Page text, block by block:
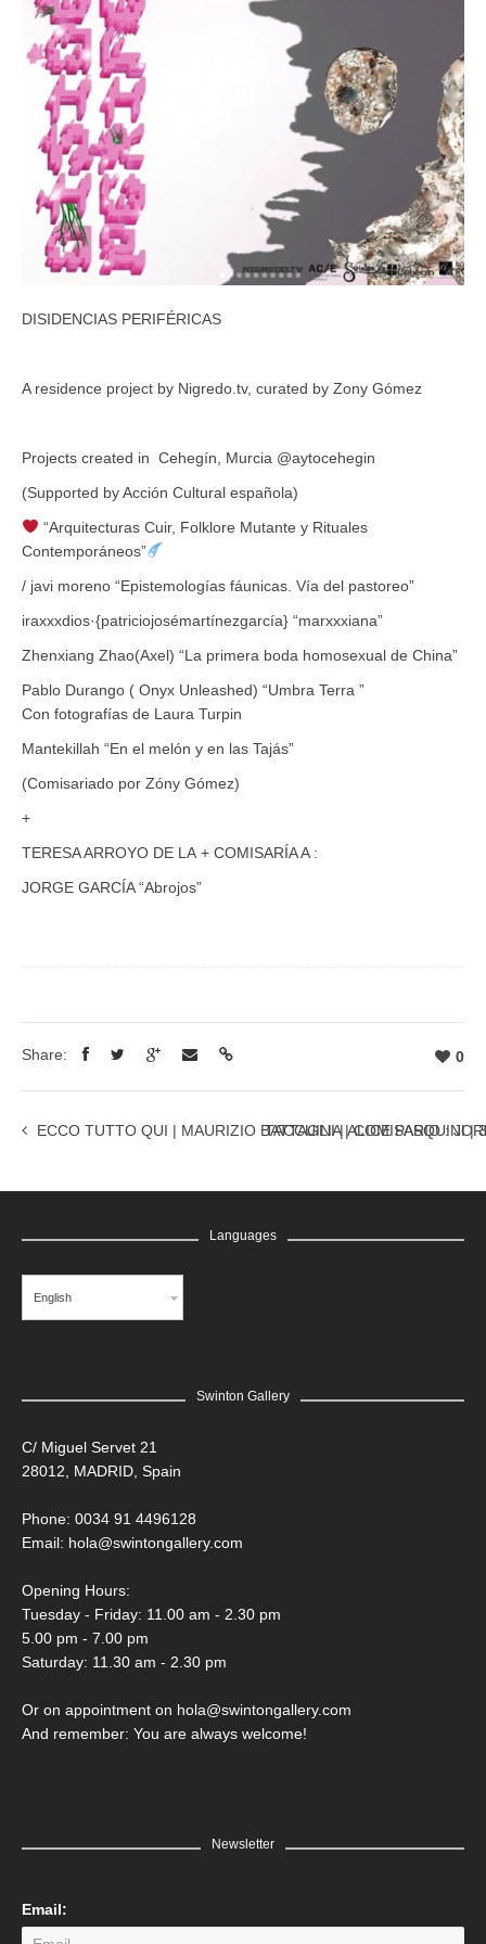
DISIDENCIAS PERIFÉRICAS
A residence project by Nigredo.tv, curated by Zony Gómez
Projects created in Cehegín, Murcia @aytocehegin
(Supported by Acción Cultural española)
‍ “Arquitecturas Cuir, Folklore Mutante y Rituales
Contemporáneos”
/ javi moreno “Epistemologías fáunicas. Vía del pastoreo”
iraxxxdios·{patriciojosémartínezgarcía} “marxxxiana”
Zhenxiang Zhao(Axel) “La primera boda homosexual de China”
Pablo Durango ( Onyx Unleashed) “Umbra Terra ”
Con fotografías de Laura Turpin
Mantekillah “En el melón y en las Tajás”
(Comisariado por Zóny Gómez)
+
TERESA ARROYO DE LA + COMISARÍA A :
JORGE GARCÍA “Abrojos”
Share: 0
ECCO TUTTO QUI | MAURIZIO BATTAGLIA | COMISARIO :
TACCUINI | ALICE PASQUINI |
Languages
English
Swinton Gallery
C/ Miguel Servet 21
28012, MADRID, Spain
Phone: 0034 91 4496128
Email: hola@swintongallery.com
Opening Hours:
Tuesday - Friday: 11.00 am - 2.30 pm
5.00 pm - 7.00 pm
Saturday: 11.30 am - 2.30 pm
Or on appointment on hola@swintongallery.com
And remember: You are always welcome!
Newsletter
Email: